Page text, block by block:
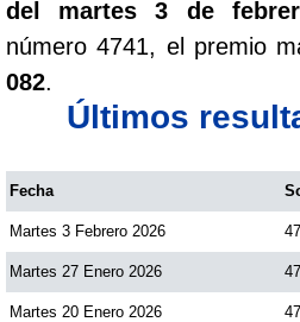
del martes 3 de
número 4741, el premio
082.
Últimos
Fecha
Martes 3 Febrero 2026
Martes 27 Enero 2026
Martes 20 Enero 2026